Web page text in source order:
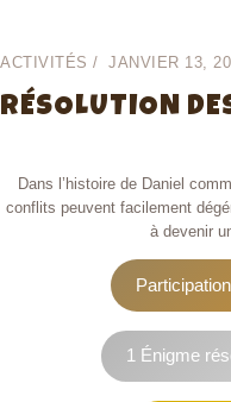
ACTIVITÉS JANVIER 13,
RÉSOLUTION
Dans l’histoire de Daniel
conflits peuvent facilement
à devenir
1 Énigme